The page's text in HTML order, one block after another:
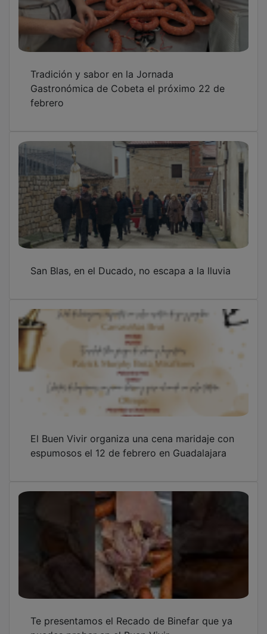
Gastronómica de Cobeta el próximo 22 de
febrero
espumosos el 12 de febrero en Guadalajara
puedes probar en el Buen Vivir